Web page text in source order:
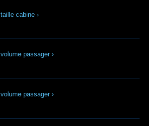
taille cabine ›
volume passager ›
volume passager ›